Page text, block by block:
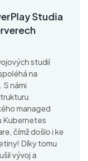
Studia
studií
na
námi
managed
Kubernetes
čímž došlo i ke
Díky tomu
vývoj a